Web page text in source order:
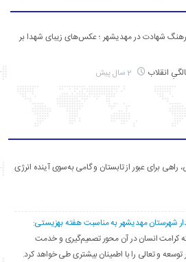
شهادت در مهدیشهر ؛ عکس‌های زیبای شهدا بر
راهی برای عبور از تابستان و گامی به‌سوی آینده انرژی
شهرستان مهدیشهر به مناسبت هفته بهزیستی:
کرامت انسان در آن محور تصمیم‌گیری و خدمت
توسعه و تعالی را با اطمینان بیشتری طی خواهد کرد.